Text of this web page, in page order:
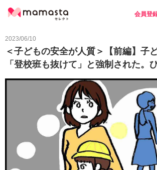
会員登
2023/06/10
＜子どもの安全が人質＞【前編】子
「登校班も抜けて」と強制された。